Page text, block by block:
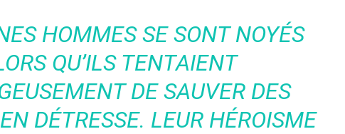
HOMMES SE SONT NOYÉS
QU’ILS TENTAIENT
DE SAUVER DES
DÉTRESSE. LEUR HÉROISME